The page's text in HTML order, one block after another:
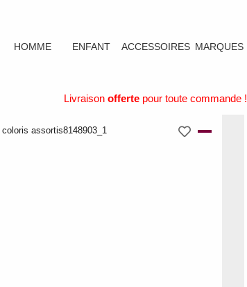
HOMME ENFANT ACCESSOIRES MARQUES
Livraison offerte pour toute commande !